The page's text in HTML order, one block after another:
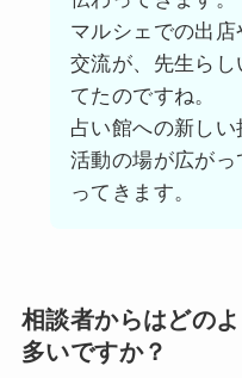
マルシェでの出
交流が、先生ら
てたのですね。
占い館への新しい
活動の場が広が
ってきます。
相談者からはどの
多いですか？